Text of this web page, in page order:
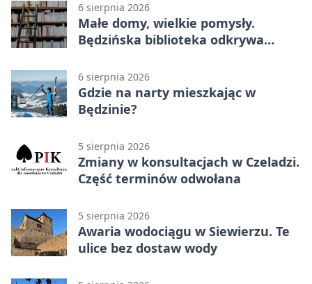
6 sierpnia 2026
Małe domy, wielkie pomysły.
Będzińska biblioteka odkrywa
6 sierpnia 2026
Gdzie na narty mieszkając w
Będzinie?
5 sierpnia 2026
Zmiany w konsultacjach w Czeladzi.
Część terminów odwołana
5 sierpnia 2026
Awaria wodociągu w Siewierzu. Te
ulice bez dostaw wody